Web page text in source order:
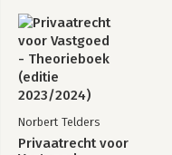
Norbert Telders
Privaatrecht voor